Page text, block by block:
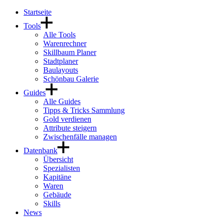
Startseite
Tools
Alle Tools
Warenrechner
Skillbaum Planer
Stadtplaner
Baulayouts
Schönbau Galerie
Guides
Alle Guides
Tipps & Tricks Sammlung
Gold verdienen
Attribute steigern
Zwischenfälle managen
Datenbank
Übersicht
Spezialisten
Kapitäne
Waren
Gebäude
Skills
News